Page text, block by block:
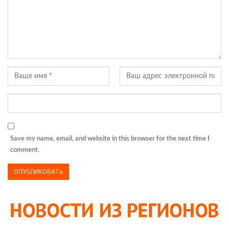
Save my name, email, and website in this browser for the next time I
comment.